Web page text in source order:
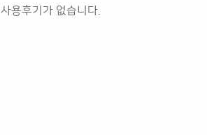
사용후기가 없습니다.